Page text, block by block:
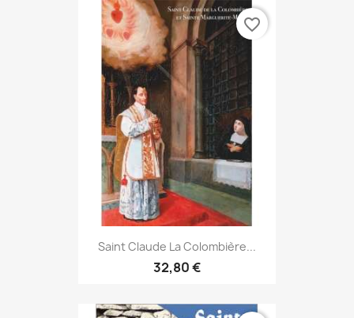
Saint Claude La Colombière...
32,80 €
favorite_border